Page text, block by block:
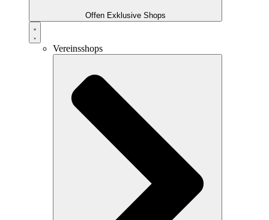
Offen Exklusive Shops
Vereinsshops